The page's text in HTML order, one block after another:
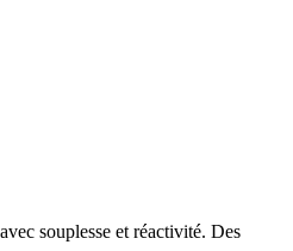
souplesse et réactivité. Des